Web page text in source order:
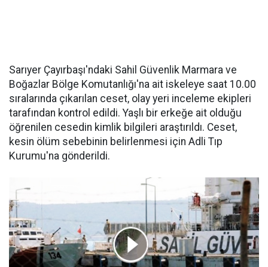
Sarıyer Çayırbaşı'ndaki Sahil Güvenlik Marmara ve
Boğazlar Bölge Komutanlığı'na ait iskeleye saat 10.00
sıralarında çıkarılan ceset, olay yeri inceleme ekipleri
tarafından kontrol edildi. Yaşlı bir erkeğe ait olduğu
öğrenilen cesedin kimlik bilgileri araştırıldı. Ceset,
kesin ölüm sebebinin belirlenmesi için Adli Tıp
Kurumu'na gönderildi.